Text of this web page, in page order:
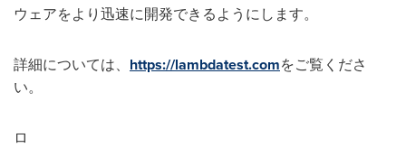
ウェアをより迅速に開発できるようにします。
詳細については、 https://lambdatest.comをご覧くださ
い。
ロ